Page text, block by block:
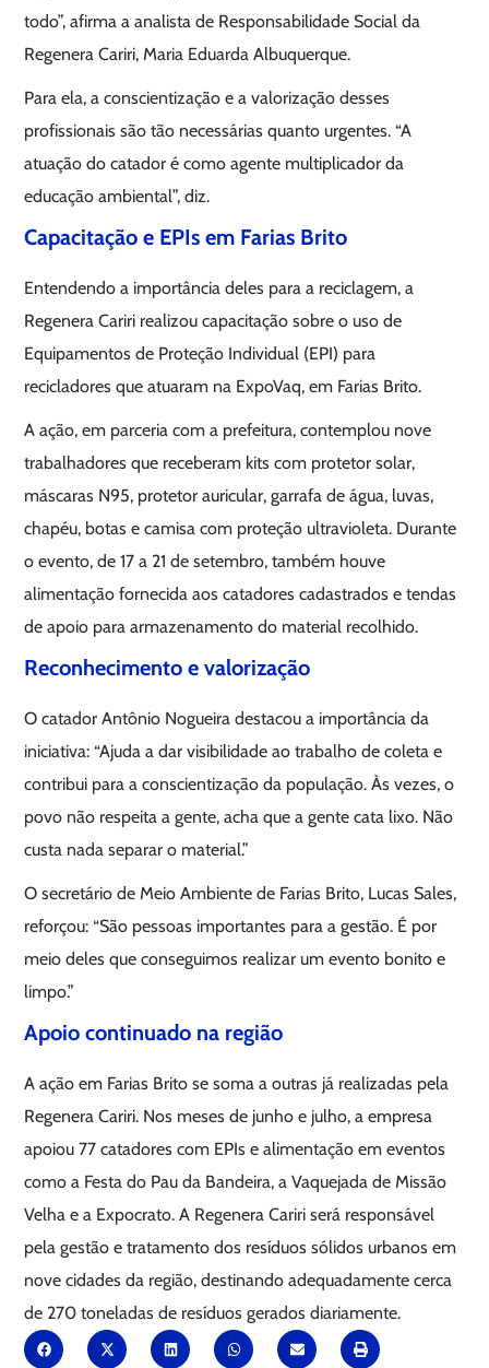
todo”, afirma a analista de Responsabilidade Social da
Regenera Cariri, Maria Eduarda Albuquerque.
Para ela, a conscientização e a valorização desses
profissionais são tão necessárias quanto urgentes. “A
atuação do catador é como agente multiplicador da
educação ambiental”, diz.
Capacitação e EPIs em Farias Brito
Entendendo a importância deles para a reciclagem, a
Regenera Cariri realizou capacitação sobre o uso de
Equipamentos de Proteção Individual (EPI) para
recicladores que atuaram na ExpoVaq, em Farias Brito.
A ação, em parceria com a prefeitura, contemplou nove
trabalhadores que receberam kits com protetor solar,
máscaras N95, protetor auricular, garrafa de água, luvas,
chapéu, botas e camisa com proteção ultravioleta. Durante
o evento, de 17 a 21 de setembro, também houve
alimentação fornecida aos catadores cadastrados e tendas
de apoio para armazenamento do material recolhido.
Reconhecimento e valorização
O catador Antônio Nogueira destacou a importância da
iniciativa: “Ajuda a dar visibilidade ao trabalho de coleta e
contribui para a conscientização da população. Às vezes, o
povo não respeita a gente, acha que a gente cata lixo. Não
custa nada separar o material.”
O secretário de Meio Ambiente de Farias Brito, Lucas Sales,
reforçou: “São pessoas importantes para a gestão. É por
meio deles que conseguimos realizar um evento bonito e
limpo.”
Apoio continuado na região
A ação em Farias Brito se soma a outras já realizadas pela
Regenera Cariri. Nos meses de junho e julho, a empresa
apoiou 77 catadores com EPIs e alimentação em eventos
como a Festa do Pau da Bandeira, a Vaquejada de Missão
Velha e a Expocrato. A Regenera Cariri será responsável
pela gestão e tratamento dos resíduos sólidos urbanos em
nove cidades da região, destinando adequadamente cerca
de 270 toneladas de resíduos gerados diariamente.